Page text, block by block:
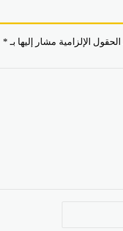
الحقول الإلزامية مشار إليها بـ *